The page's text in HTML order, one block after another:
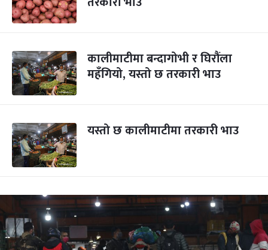
कालीमाटीमा बन्दागोभी र घिरौंला
महँगियो, यस्तो छ तरकारी भाउ
यस्तो छ कालीमाटीमा तरकारी भाउ